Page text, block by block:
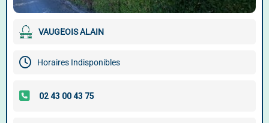
VAUGEOIS ALAIN
Horaires Indisponibles